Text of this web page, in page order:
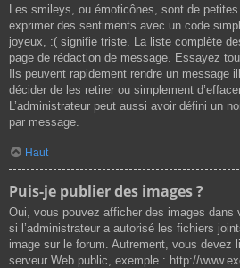
Les smileys, ou émoticônes, sont de
exprimer des sentiments avec un code
joyeux, :( signifie triste. La liste complète
page de rédaction de message. Essayez
Ils peuvent rapidement rendre un message
décider de les retirer ou simplement
L’administrateur peut aussi avoir défini un
par message.
Haut
Puis-je publier des images ?
Oui, vous pouvez afficher des images dans
si l’administrateur a autorisé les fichiers
image sur le forum. Autrement, vous devez
serveur Web public, exemple : http://